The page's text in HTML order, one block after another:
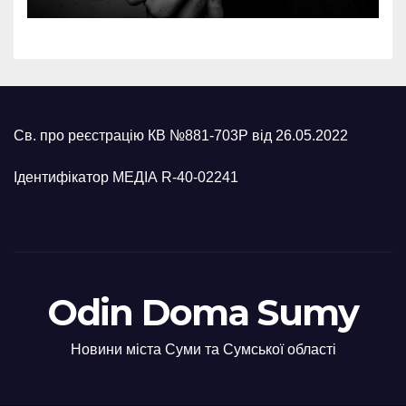
Св. про реєстрацію КВ №881-703Р від 26.05.2022
Ідентифікатор МЕДІА R-40-02241
Odin Doma Sumy
Новини міста Суми та Сумської області